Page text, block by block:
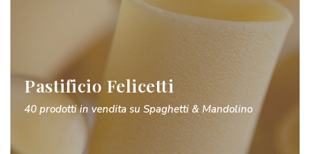
Pastificio Felicetti
40 prodotti in vendita su Spaghetti & Mandolino